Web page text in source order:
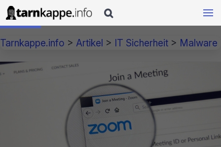

Tarnkappe.info > Artikel > IT Sicherheit > Malware